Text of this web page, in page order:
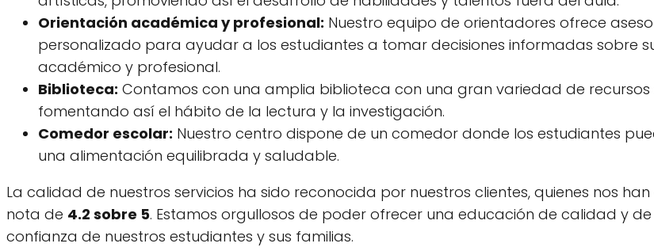
Orientación académica y profesional: Nuestro equipo de orientadores ofrece
personalizado para ayudar a los estudiantes a tomar decisiones informadas sobre
académico y profesional.
Biblioteca: Contamos con una amplia biblioteca con una gran variedad de recursos
fomentando así el hábito de la lectura y la investigación.
Comedor escolar: Nuestro centro dispone de un comedor donde los estudiantes
una alimentación equilibrada y saludable.
La calidad de nuestros servicios ha sido reconocida por nuestros clientes, quienes nos
nota de 4.2 sobre 5. Estamos orgullosos de poder ofrecer una educación de calidad y
confianza de nuestros estudiantes y sus familias.